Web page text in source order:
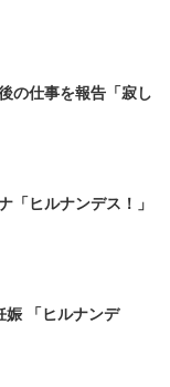
の仕事を報告「寂し
「ヒルナンデス！」
娠 「ヒルナンデ